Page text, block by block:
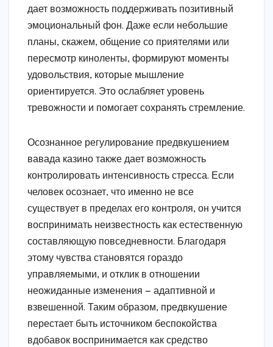
дает возможность поддерживать позитивный
эмоциональный фон. Даже если небольшие
планы, скажем, общение со приятелями или
пересмотр киноленты, формируют моменты
удовольствия, которые мышление
ориентируется. Это ослабляет уровень
тревожности и помогает сохранять стремление.
Осознанное регулирование предвкушением
вавада казино также дает возможность
контролировать интенсивность стресса. Если
человек осознает, что именно не все
существует в пределах его контроля, он учится
воспринимать неизвестность как естественную
составляющую повседневности. Благодаря
этому чувства становятся гораздо
управляемыми, и отклик в отношении
неожиданные изменения — адаптивной и
взвешенной. Таким образом, предвкушение
перестает быть источником беспокойства
вдобавок воспринимается как средство